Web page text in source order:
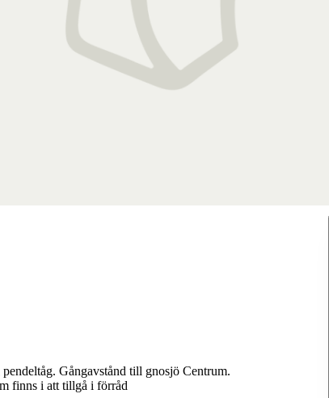
Gångavstånd till gnosjö Centrum.
finns i att tillgå i förråd